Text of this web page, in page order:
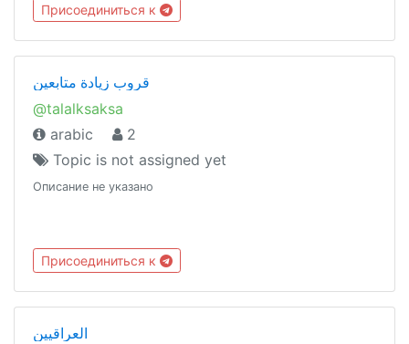
Присоединиться к
قروب زيادة متابعين
@talalksaksa
arabic
2
Topic is not assigned yet
Описание не указано
Присоединиться к
العراقيين